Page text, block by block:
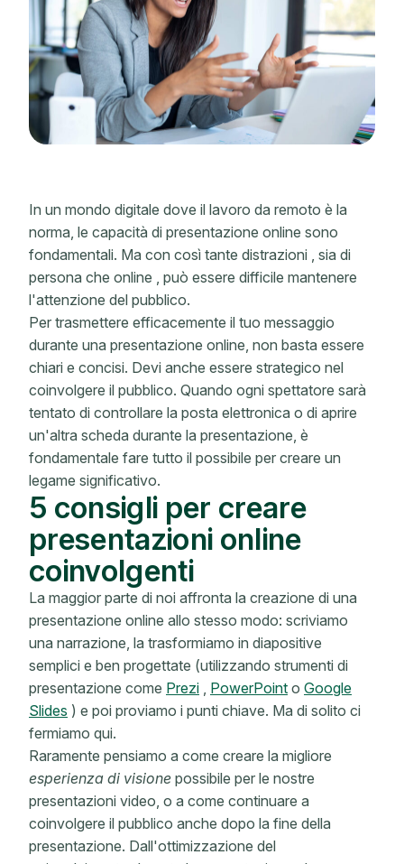
In un mondo digitale dove il lavoro da remoto è la
norma, le capacità di presentazione online sono
fondamentali. Ma con così tante distrazioni , sia di
persona che online , può essere difficile mantenere
l'attenzione del pubblico.
Per trasmettere efficacemente il tuo messaggio
durante una presentazione online, non basta essere
chiari e concisi. Devi anche essere strategico nel
coinvolgere il pubblico. Quando ogni spettatore sarà
tentato di controllare la posta elettronica o di aprire
un'altra scheda durante la presentazione, è
fondamentale fare tutto il possibile per creare un
legame significativo.
5 consigli per creare
presentazioni online
coinvolgenti
La maggior parte di noi affronta la creazione di una
presentazione online allo stesso modo: scriviamo
una narrazione, la trasformiamo in diapositive
semplici e ben progettate (utilizzando strumenti di
presentazione come Prezi , PowerPoint o Google
Slides ) e poi proviamo i punti chiave. Ma di solito ci
fermiamo qui.
Raramente pensiamo a come creare la migliore
esperienza di visione possibile per le nostre
presentazioni video, o a come continuare a
coinvolgere il pubblico anche dopo la fine della
presentazione. Dall'ottimizzazione del